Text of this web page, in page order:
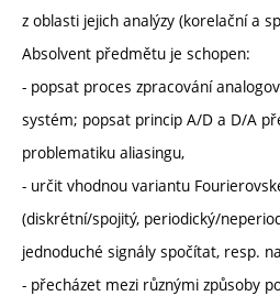
z oblasti jejich analýzy (korelační a
Absolvent předmětu je schopen:
- popsat proces zpracování
systém; popsat princip A/D a D/A
problematiku aliasingu,
- určit vhodnou variantu
(diskrétní/spojitý, periodický/
jednoduché signály spočítat, resp.
- přecházet mezi různými způsoby